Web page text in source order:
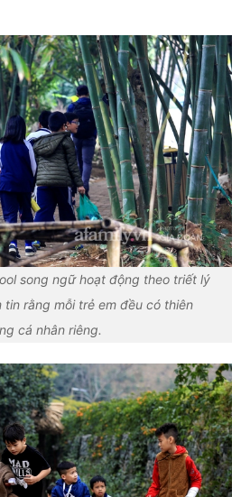
song ngữ hoạt động theo triết lý
tin rằng mỗi trẻ em đều có thiên
cá nhân riêng.